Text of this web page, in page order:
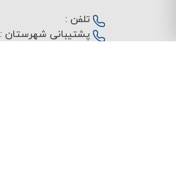
تلفن :
پشتیبانی شهرستان :